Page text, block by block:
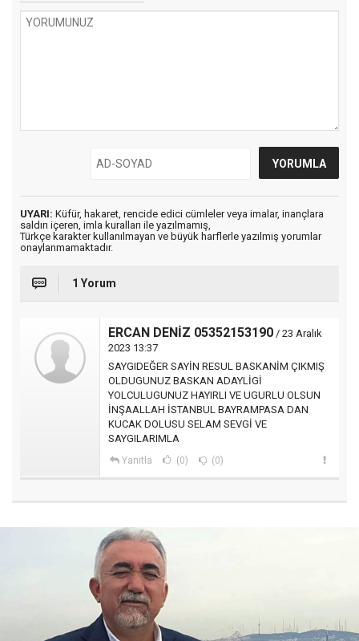
UYARI: Küfür, hakaret, rencide edici cümleler veya imalar, inançlara
saldırı içeren, imla kuralları ile yazılmamış,
Türkçe karakter kullanılmayan ve büyük harflerle yazılmış yorumlar
onaylanmamaktadır.
1 Yorum
ERCAN DENİZ 05352153190 / 23 Aralık
2023 13:37
SAYGIDEĞER SAYİN RESUL BASKANİM ÇIKMIŞ
OLDUGUNUZ BASKAN ADAYLİGİ
YOLCULUGUNUZ HAYIRLI VE UGURLU OLSUN
İNŞAALLAH İSTANBUL BAYRAMPASA DAN
KUCAK DOLUSU SELAM SEVGİ VE
SAYGILARIMLA
Yanıtla (0) (0)